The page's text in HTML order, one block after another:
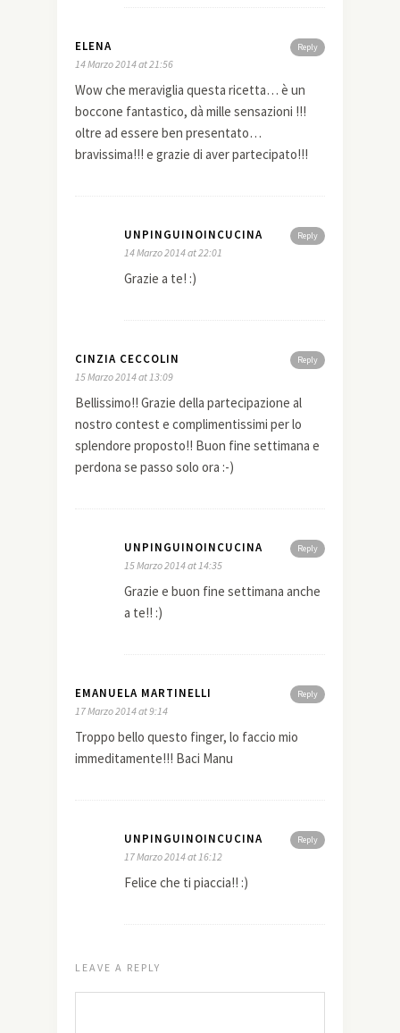
Reply
ELENA
14 Marzo 2014 at 21:56
Wow che meraviglia questa ricetta… è un
boccone fantastico, dà mille sensazioni !!!
oltre ad essere ben presentato…
bravissima!!! e grazie di aver partecipato!!!
Reply
UNPINGUINOINCUCINA
14 Marzo 2014 at 22:01
Grazie a te! :)
Reply
CINZIA CECCOLIN
15 Marzo 2014 at 13:09
Bellissimo!! Grazie della partecipazione al
nostro contest e complimentissimi per lo
splendore proposto!! Buon fine settimana e
perdona se passo solo ora :-)
Reply
UNPINGUINOINCUCINA
15 Marzo 2014 at 14:35
Grazie e buon fine settimana anche
a te!! :)
Reply
EMANUELA MARTINELLI
17 Marzo 2014 at 9:14
Troppo bello questo finger, lo faccio mio
immeditamente!!! Baci Manu
Reply
UNPINGUINOINCUCINA
17 Marzo 2014 at 16:12
Felice che ti piaccia!! :)
LEAVE A REPLY